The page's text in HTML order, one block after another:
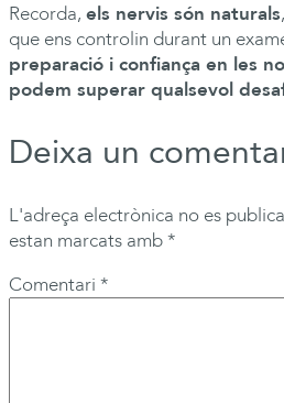
Recorda, els nervis són naturals
que ens controlin durant un
preparació i confiança en les
podem superar qualsevol
Deixa un
L'adreça electrònica no es
estan marcats amb*
Comentari *